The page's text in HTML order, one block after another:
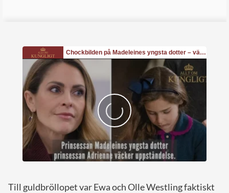
Till guldbröllopet var Ewa och Olle Westling faktiskt